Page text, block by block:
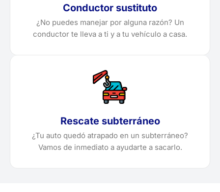
Conductor sustituto
¿No puedes manejar por alguna razón? Un
conductor te lleva a ti y a tu vehículo a casa.
Rescate subterráneo
¿Tu auto quedó atrapado en un subterráneo?
Vamos de inmediato a ayudarte a sacarlo.